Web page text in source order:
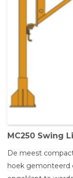
MC250 Swing
De meest
hoek gemonteerd